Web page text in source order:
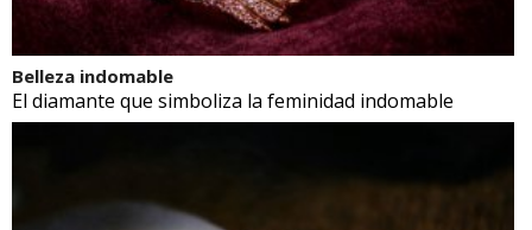
Belleza indomable
El diamante que simboliza la feminidad indomable